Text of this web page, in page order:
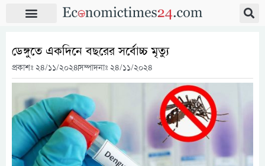
ডেঙ্গুতে একদিনে বছরের সর্বোচ্চ মৃত্যু
প্রকাশঃ ২৪/১১/২০২৪সম্পাদনাঃ ২৪/১১/২০২৪